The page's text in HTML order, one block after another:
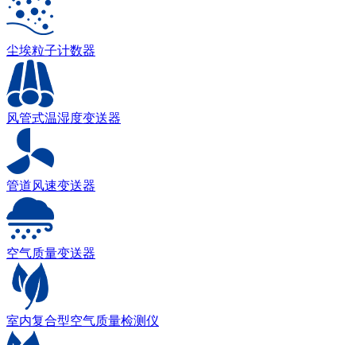
尘埃粒子计数器
风管式温湿度变送器
管道风速变送器
空气质量变送器
室内复合型空气质量检测仪